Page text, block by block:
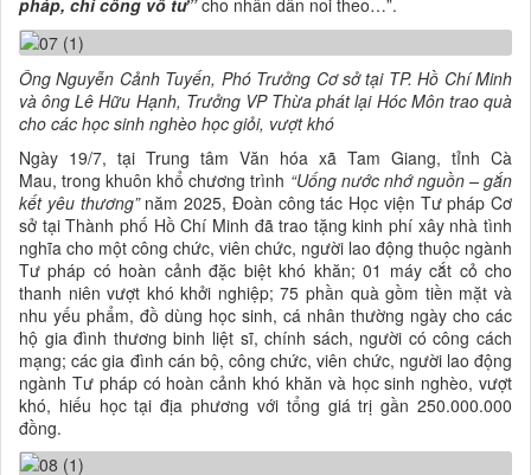
pháp, chí công vô tư”cho nhân dân noi theo…”.
Ông Nguyễn Cảnh Tuyến, Phó Trưởng Cơ sở tại TP. Hồ Chí Minh
và ông Lê Hữu Hạnh, Trưởng VP Thừa phát lại Hóc Môn trao quà
cho các học sinh nghèo học giỏi, vượt khó
Ngày 19/7, tại Trung tâm Văn hóa xã Tam Giang, tỉnh Cà
Mau, trong khuôn khổ chương trình “Uống nước nhớ nguồn – gắn
kết yêu thương”năm 2025, Đoàn công tác Học viện Tư pháp Cơ
sở tại Thành phố Hồ Chí Minh đã trao tặng kinh phí xây nhà tình
nghĩa cho một công chức, viên chức, người lao động thuộc ngành
Tư pháp có hoàn cảnh đặc biệt khó khăn; 01 máy cắt cỏ cho
thanh niên vượt khó khởi nghiệp; 75 phần quà gồm tiền mặt và
nhu yếu phẩm, đồ dùng học sinh, cá nhân thường ngày cho các
hộ gia đình thương binh liệt sĩ, chính sách, người có công cách
mạng; các gia đình cán bộ, công chức, viên chức, người lao động
ngành Tư pháp có hoàn cảnh khó khăn và học sinh nghèo, vượt
khó, hiếu học tại địa phương với tổng giá trị gần 250.000.000
đồng.